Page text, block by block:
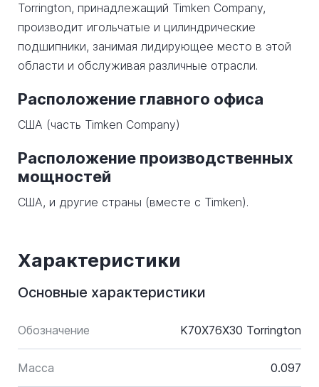
Torrington, принадлежащий Timken Company,
производит игольчатые и цилиндрические
подшипники, занимая лидирующее место в этой
области и обслуживая различные отрасли.
Расположение главного офиса
США (часть Timken Company)
Расположение производственных
мощностей
США, и другие страны (вместе с Timken).
Характеристики
Основные характеристики
Обозначение K70X76X30 Torrington
Масса 0.097